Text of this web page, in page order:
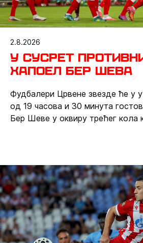
2.8.2026
У сусрет
Хапоел Бер Шева
Фудбалери Црвене звезде ће у
од 19 часова и 30 минута
Бер Шеве у оквиру трећег кола